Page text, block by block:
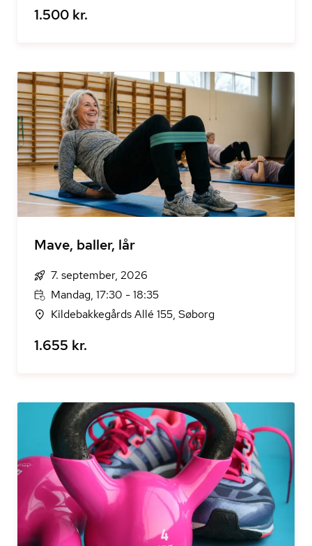
1.500 kr.
Mave, baller, lår
7. september, 2026
Mandag, 17:30 - 18:35
Kildebakkegårds Allé 155, Søborg
1.655 kr.